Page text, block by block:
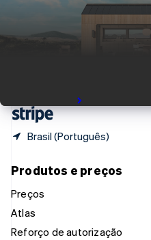
Depois de se
casas, a Dwell passou
A tradicional revista
Leia a história
Brasil (Português)
Singapura
Suécia
Produtos e preços
Preços
Atlas
Reforço de autorização